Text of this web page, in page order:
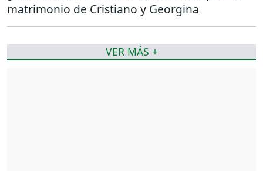
matrimonio de Cristiano y Georgina
VER MÁS +